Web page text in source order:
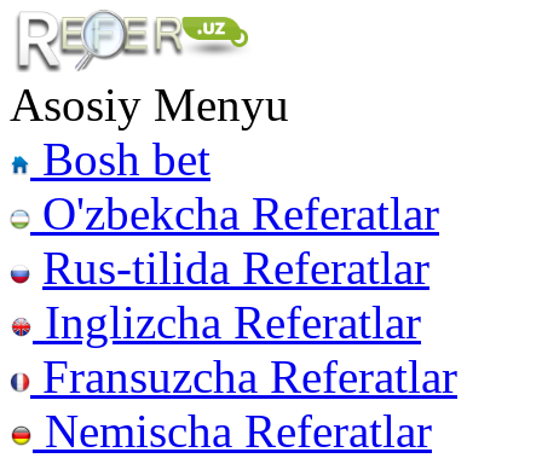
Asosiy Menyu
Bosh bet
O'zbekcha Referatlar
Rus-tilida Referatlar
Inglizcha Referatlar
Fransuzcha Referatlar
Nemischa Referatlar